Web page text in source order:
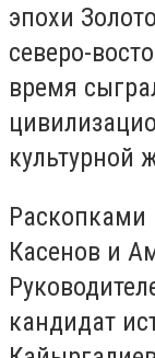
эпохи
северо-
время
культурной
Раскопками
Касенов и
кандидат